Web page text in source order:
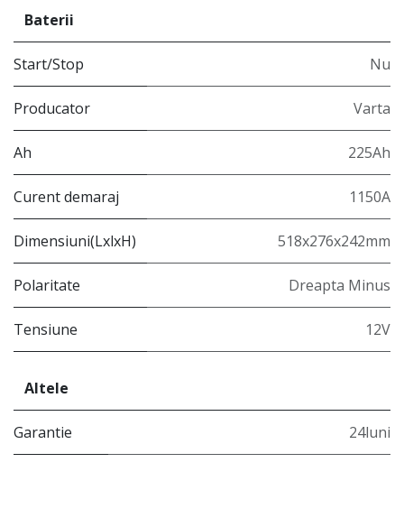
Baterii
Start/Stop Nu
Producator Varta
Ah 225Ah
Curent demaraj 1150A
Dimensiuni(LxlxH) 518x276x242mm
Polaritate Dreapta Minus
Tensiune 12V
Altele
Garantie 24luni